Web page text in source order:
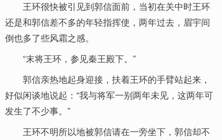
王环很快被引见到郭信面前，当初在关中时王环
还是和郭信差不多的年轻指挥使，两年过去，眉宇间
倒也多了些风霜之感。
“末将王环，参见秦王殿下。”
郭信亲热地起身迎接，扶着王环的手臂站起来，
好似闲谈地说起：“我与将军一别两年未见，这两年可
发生了不少事。”
王环不明所以地被郭信请在一旁坐下，郭信却不